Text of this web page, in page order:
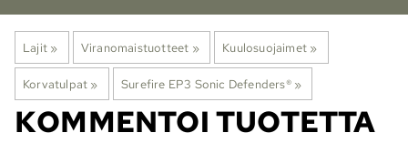
Lajit ‪» Viranomaistuotteet ‪» Kuulosuojaimet ‪»
Korvatulpat ‪» Surefire EP3 Sonic Defenders® ‪»
KOMMENTOI TUOTETTA